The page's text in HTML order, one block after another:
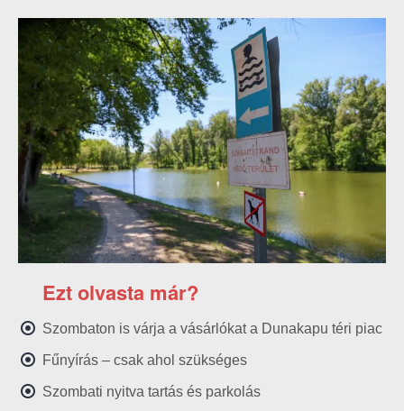
Ezt olvasta már?
Szombaton is várja a vásárlókat a Dunakapu téri piac
Fűnyírás – csak ahol szükséges
Szombati nyitva tartás és parkolás